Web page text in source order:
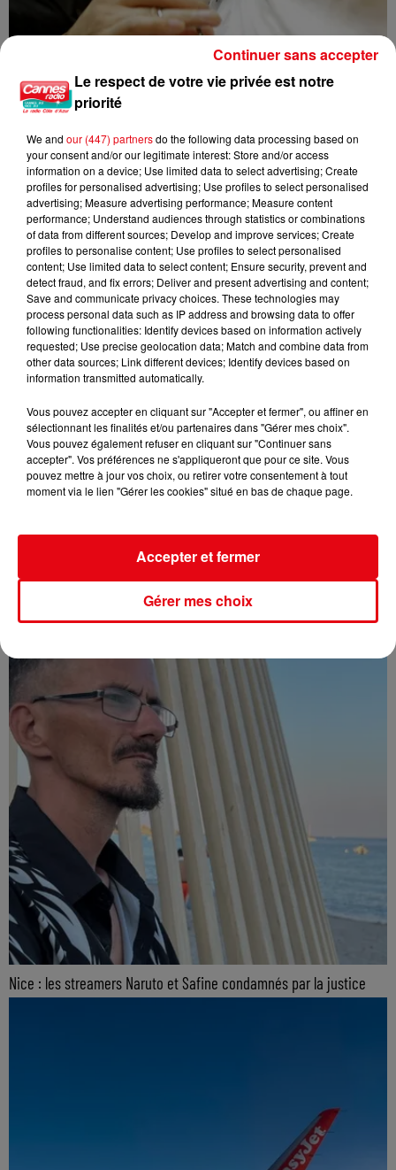
Nice : un salon de coiffure fermé après un contrôle
Affaire Jean Imbert : placé sous le statut de témoin assisté
Nice : les streamers Naruto et Safine condamnés par la justice
Le respect de votre vie privée est notre
priorité
We and our (447) partnersdo the following data processing based on
your consent and/or our legitimate interest: Store and/or access
information on a device; Use limited data to select advertising; Create
profiles for personalised advertising; Use profiles to select personalised
advertising; Measure advertising performance; Measure content
performance; Understand audiences through statistics or combinations
of data from different sources; Develop and improve services; Create
profiles to personalise content; Use profiles to select personalised
content; Use limited data to select content; Ensure security, prevent and
detect fraud, and fix errors; Deliver and present advertising and content;
Save and communicate privacy choices. These technologies may
process personal data such as IP address and browsing data to offer
following functionalities: Identify devices based on information actively
requested; Use precise geolocation data; Match and combine data from
other data sources; Link different devices; Identify devices based on
information transmitted automatically.
Vous pouvez accepter en cliquant sur "Accepter et fermer", ou affiner en
sélectionnant les finalités et/ou partenaires dans "Gérer mes choix".
Vous pouvez également refuser en cliquant sur "Continuer sans
accepter". Vos préférences ne s'appliqueront que pour ce site. Vous
pouvez mettre à jour vos choix, ou retirer votre consentement à tout
moment via le lien "Gérer les cookies" situé en bas de chaque page.
Gérer mes choix
Accepter et fermer
Continuer sans accepter